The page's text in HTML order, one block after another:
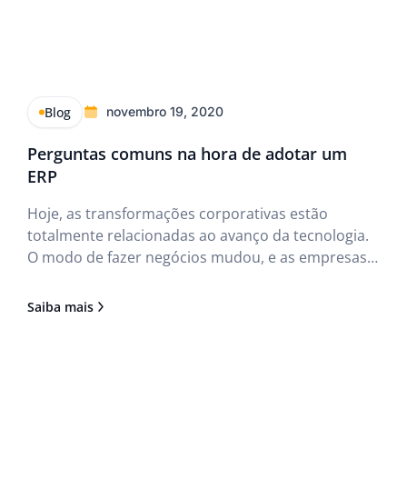
Blog novembro 19, 2020
Perguntas comuns na hora de adotar um
ERP
Hoje, as transformações corporativas estão
totalmente relacionadas ao avanço da tecnologia.
O modo de fazer negócios mudou, e as empresas
otimizar o controle de seus processos.
Saiba mais